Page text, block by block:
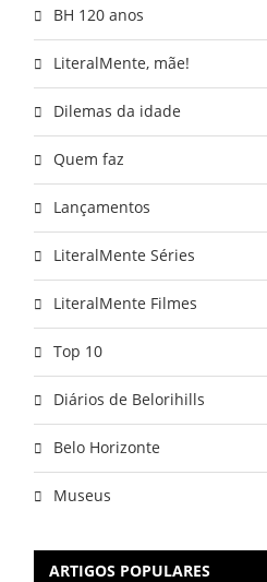
BH 120 anos
LiteralMente, mãe!
Dilemas da idade
Quem faz
Lançamentos
LiteralMente Séries
LiteralMente Filmes
Top 10
Diários de Belorihills
Belo Horizonte
Museus
ARTIGOS POPULARES